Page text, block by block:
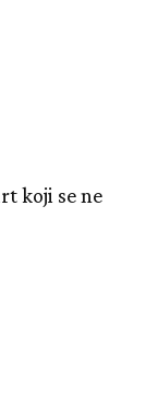
koji se ne